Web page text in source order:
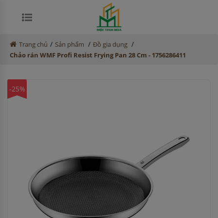
Trang chủ / Sản phẩm / Đồ gia dụng /
Chảo rán WMF Profi Resist Frying Pan 28 Cm - 1756286411
-25%